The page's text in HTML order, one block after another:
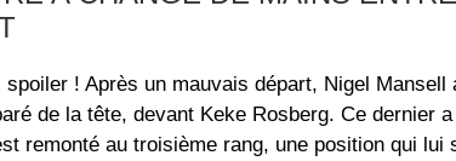
spoiler ! Après un mauvais départ, Nigel
de la tête, devant Keke Rosberg. Ce dernier
remonté au troisième rang, une position qui